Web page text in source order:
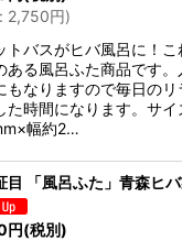
: 2,750円)
トバスがヒバ風呂に！
ある風呂ふた商品です
もなりますので毎日の
た時間になります。サイ
幅約2…
目 「風呂ふた」青森ヒ
円(税別)